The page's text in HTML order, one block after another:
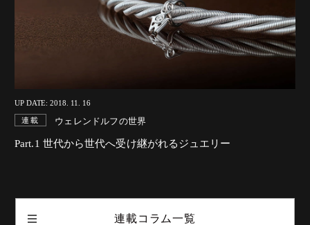
UP DATE: 2018. 11. 16
連載 ウェレンドルフの世界
Part.1 世代から世代へ受け継がれるジュエリー
連載コラム一覧